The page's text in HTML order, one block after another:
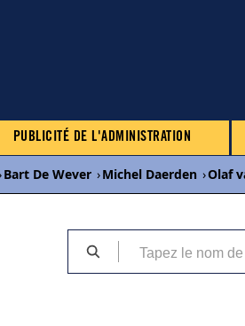
PUBLICITÉ DE L'ADMINISTRATION
Bart De Wever ›Michel Daerden ›Olaf